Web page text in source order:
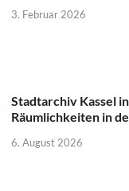
3. Februar 2026
Stadtarchiv Kassel
Räumlichkeiten in
6. August 2026